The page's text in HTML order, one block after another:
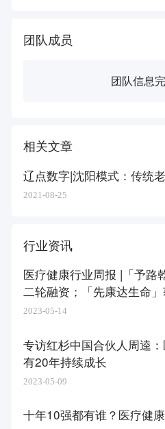
团队成员
团队信息
相关文章
辽点数字|沈阳模式：传统
2021-08-25
行业资讯
医疗健康行业周报 |「予路
二轮融资；「先康达生命
资
2023-05-14
专访红杉中国合伙人周逵
有20年持续成长
2023-05-09
十年10强都有谁？医疗健